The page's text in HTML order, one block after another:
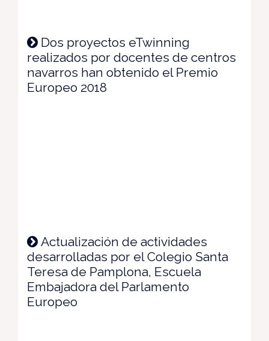
Dos proyectos eTwinning
realizados por docentes de centros
navarros han obtenido el Premio
Europeo 2018
Actualización de actividades
desarrolladas por el Colegio Santa
Teresa de Pamplona, Escuela
Embajadora del Parlamento
Europeo